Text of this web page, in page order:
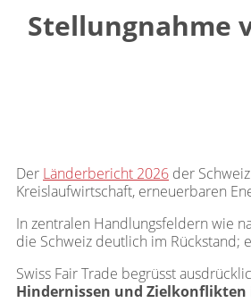
Stellungnahme
Der Länderbericht 2026 der
Kreislaufwirtschaft, erneuerbaren
In zentralen Handlungsfeldern wie
die Schweiz deutlich im Rückstand;
Swiss Fair Trade begrüsst
Hindernissen und Zielkonflikten